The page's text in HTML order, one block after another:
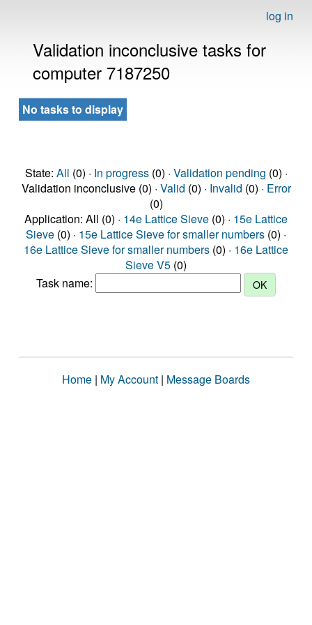
log in
Validation inconclusive tasks for
computer 7187250
No tasks to display
State: All (0) · In progress(0) · Validation pending (0) ·
Validation inconclusive (0) · Valid (0) · Invalid (0) · Error
(0)
Application: All (0) · 14e Lattice Sieve (0) · 15e Lattice
Sieve (0) · 15e Lattice Sieve for smaller numbers (0) ·
16e Lattice Sieve for smaller numbers (0) · 16e Lattice
Sieve V5 (0)
Task name:
Home | My Account | Message Boards